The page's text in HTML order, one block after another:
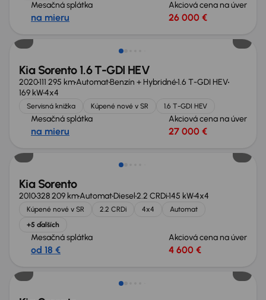
Mesačná splátka
na mieru
Akciová cena na úver
26 000 €
Zlacnené o 1 000 €
Kia Sorento 1.6 T-GDI HEV
2020111 295 kmAutomatBenzín + Hybridné1.6 T-GDI HEV
169 kW4x4
Servisná knižka Kúpené nové v SR 1.6 T-GDI HEV
Mesačná splátka
na mieru
Akciová cena na úver
27 000 €
Zlacnené o 800 €
Kia Sorento
2010328 209 kmAutomatDiesel2.2 CRDi145 kW4x4
Kúpené nové v SR 2.2 CRDi 4x4
Automat
+5 ďalších
Mesačná splátka
od 18 €
Akciová cena na úver
4 600 €
Možnosť odpočtu DPH